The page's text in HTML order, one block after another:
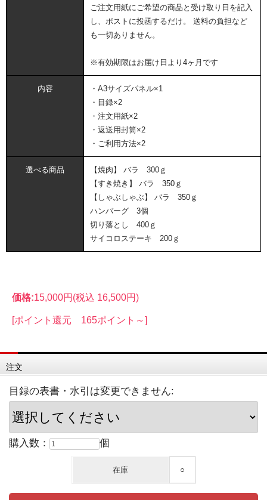
ご注文用紙にご希望の商品と受け取り日を記入
し、ポストに投函するだけ。 送料の負担など
も一切ありません。
※有効期限はお届け日より4ヶ月です
内容
・A3サイズパネル×1
・目録×2
・注文用紙×2
・返送用封筒×2
・ご利用方法×2
選べる商品
【焼肉】 バラ 300ｇ
【すき焼き】 バラ 350ｇ
【しゃぶしゃぶ】 バラ 350ｇ
ハンバーグ 3個
切り落とし 400ｇ
サイコロステーキ 200ｇ
価格:15,000円 (税込 16,500円)
[ポイント還元 165ポイント～]
注文
目録の表書・水引は変更できません:
購入数： 個
在庫 ○